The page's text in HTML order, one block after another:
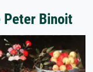
Peter Binoit